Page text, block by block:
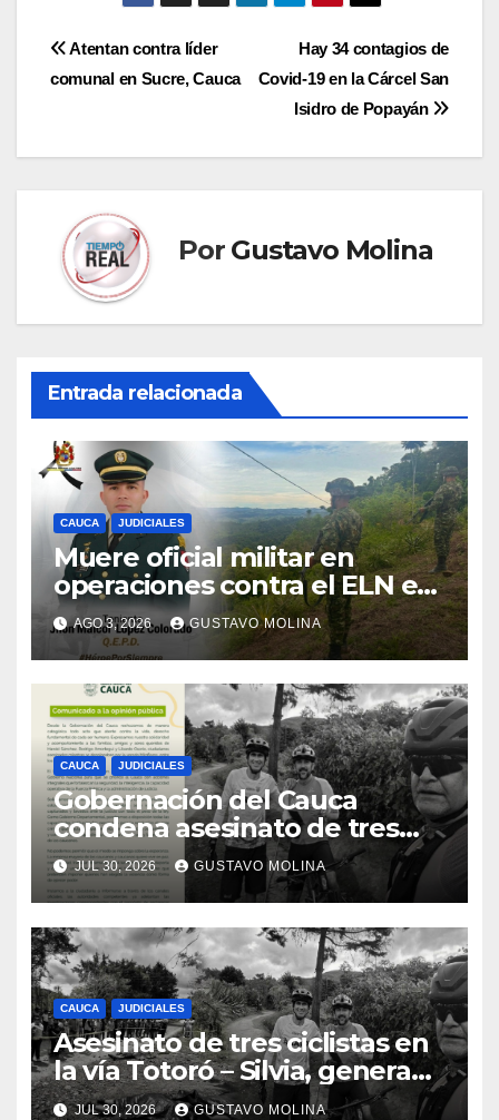
Navegación
entradas
Hay 34 contagios de
Covid-19 en la Cárcel San
Isidro de Popayán
Atentan contra líder
comunal en Sucre, Cauca
Por Gustavo Molina
Entrada relacionada
CAUCA JUDICIALES
Muere oficial militar en
operaciones contra el ELN en
el sur del Cauca
AGO 3, 2026 GUSTAVO MOLINA
CAUCA JUDICIALES
Gobernación del Cauca
condena asesinato de tres
ciudadanos y exige medidas
urgentes al Gobierno
Nacional
JUL 30, 2026 GUSTAVO MOLINA
CAUCA JUDICIALES
Asesinato de tres ciclistas en
la vía Totoró – Silvia, genera
consternación en el Cauca
JUL 30, 2026 GUSTAVO MOLINA